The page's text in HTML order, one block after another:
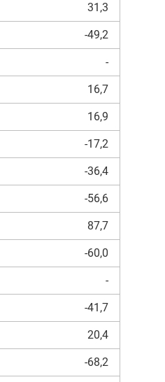
31,3
-49,2
-
16,7
16,9
-17,2
-36,4
-56,6
87,7
-60,0
-
-41,7
20,4
-68,2